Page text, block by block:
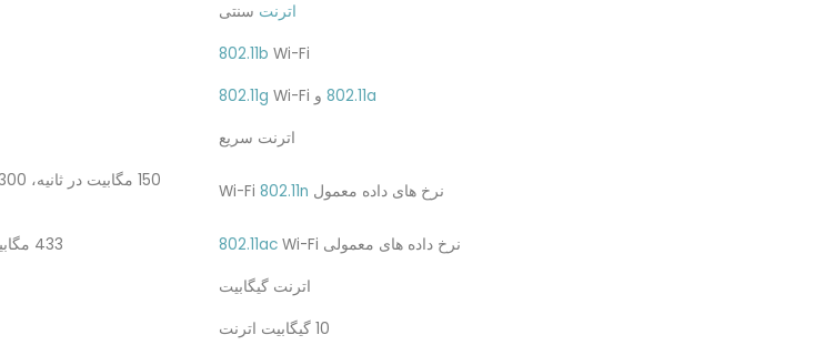
اترنت سنتی
802.11b Wi-Fi
802.11a و 802.11g Wi-Fi
اترنت سریع
نرخ های داده معمول Wi-Fi 802.11n
نرخ داده های معمولی
802.11ac Wi-Fi
433 مگابیت، 867 مگابیت، 1300 مگابایت، 2600 مگابیت در ثانیه
اترنت گیگابیت
10 گیگابیت اترنت